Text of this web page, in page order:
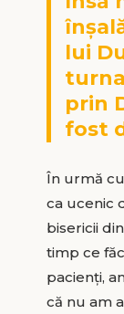
lui
prin
fost
În urmă
ca ucenic
bisericii
timp ce
pacienți,
că nu am